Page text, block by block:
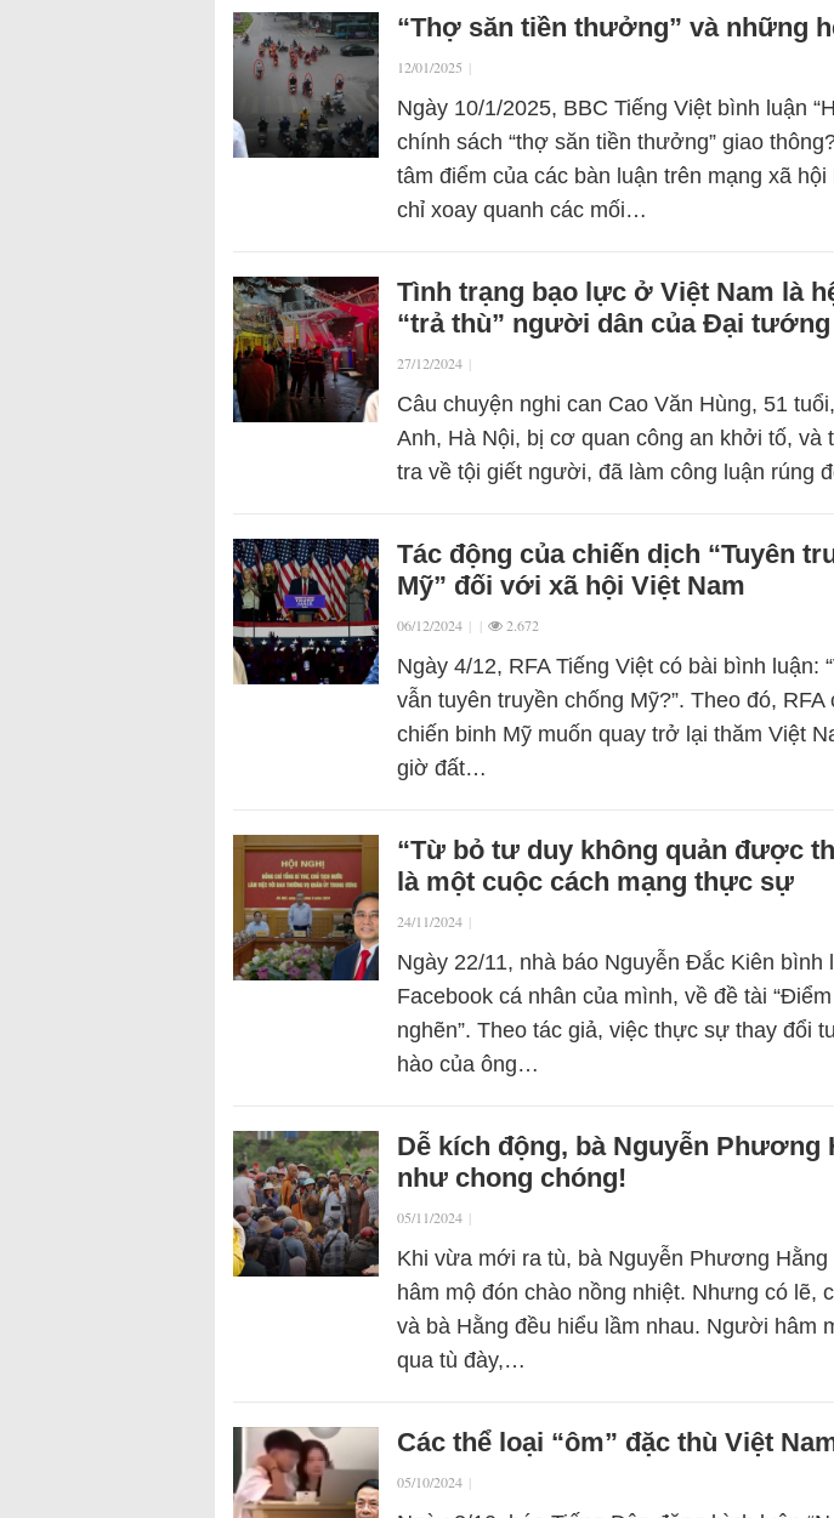
“Thợ săn tiền thưởng” và những
12/01/2025 |
Ngày 10/1/2025, BBC Tiếng Việt bình luận
chính sách “thợ săn tiền thưởng” giao
tâm điểm của các bàn luận trên mạng xã hội
chỉ xoay quanh các mối…
Tình trạng bạo lực ở Việt Nam là
“trả thù” người dân của Đại tướng
27/12/2024 |
Câu chuyện nghi can Cao Văn Hùng, 51
Anh, Hà Nội, bị cơ quan công an khởi tố, và
tra về tội giết người, đã làm công luận rúng
Tác động của chiến dịch “Tuyên
Mỹ” đối với xã hội Việt Nam
06/12/2024 | | 2.672
Ngày 4/12, RFA Tiếng Việt có bài bình luận:
vẫn tuyên truyền chống Mỹ?”. Theo đó,
chiến binh Mỹ muốn quay trở lại thăm Việt
giờ đất…
“Từ bỏ tư duy không quản được
là một cuộc cách mạng thực sự
24/11/2024 |
Ngày 22/11, nhà báo Nguyễn Đắc Kiên bình
Facebook cá nhân của mình, về đề tài
nghẽn”. Theo tác giả, việc thực sự thay đổi
hào của ông…
Dễ kích động, bà Nguyễn Phương
như chong chóng!
05/11/2024 |
Khi vừa mới ra tù, bà Nguyễn Phương
hâm mộ đón chào nồng nhiệt. Nhưng có lẽ,
và bà Hằng đều hiểu lầm nhau. Người hâm
qua tù đày,…
Các thể loại “ôm” đặc thù Việt
05/10/2024 |